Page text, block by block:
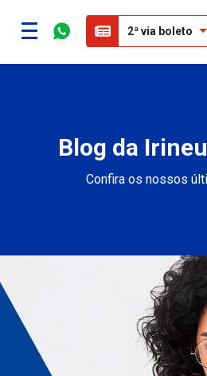
2ª via boleto
Blog da
Confira os nossos